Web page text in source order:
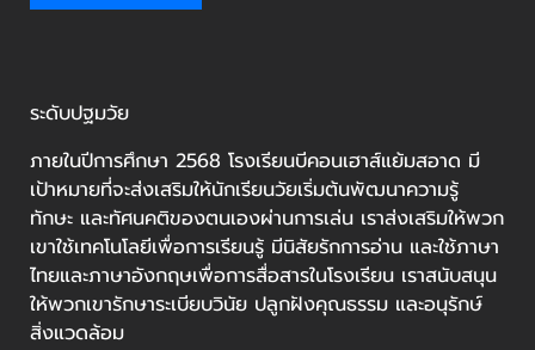
ระดับปฐมวัย
ภายในปีการศึกษา 2568 โรงเรียนบีคอนเฮาส์แย้มสอาด มี
เป้าหมายที่จะส่งเสริมให้นักเรียนวัยเริ่มต้นพัฒนาความรู้
ทักษะ และทัศนคติของตนเองผ่านการเล่น เราส่งเสริมให้พวก
เขาใช้เทคโนโลยีเพื่อการเรียนรู้ มีนิสัยรักการอ่าน และใช้ภาษา
ไทยและภาษาอังกฤษเพื่อการสื่อสารในโรงเรียน เราสนับสนุน
ให้พวกเขารักษาระเบียบวินัย ปลูกฝังคุณธรรม และอนุรักษ์
สิ่งแวดล้อม